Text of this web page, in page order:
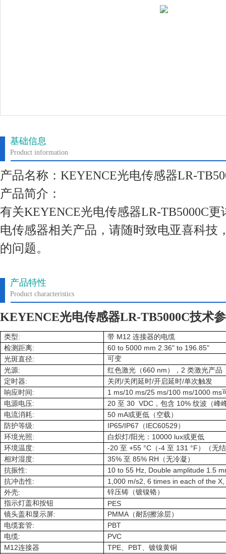
基础信息
Product information
产品名称：KEYENCE光电传感器LR-
产品简介：
有关KEYENCE光电传感器LR-TB5000C
电传感器相关产品，请随时致电亚喜科技
的问题。
产品特性
Product characteristics
KEYENCE光电传感器LR-TB5000C技术
类型: 带 M12 连接器的电缆
检测距离: 60 to 5000 mm 2.36" to 196.85"
光斑直径:
可变
光源: 红色激光（660 nm ）， 2 类激光产品
定时器: 关闭/关闭延时/开启延时/单次触发
响应时间 : 1 ms/10 ms/25 ms/100 ms/1000 ms
电源电压: 20 至 30 VDC ，包含 10% 纹波（峰
电流消耗: 50 mA或更低（空载）
防护等级: IP65/IP67 （ IEC60529 ）
环境光照: 白炽灯/阳光： 10000 lux或更低
环境温度: -20 至 +55 °C （-4 至 131 °F ）（无
相对湿度: 35% 至 85% RH （无冷凝）
抗振性: 10 to 55 Hz, Double amplitude 1.5
抗冲击性: 1,000 m/s2, 6 times in each of the
外壳:
锌压铸（镀镍铬）
指示灯盖和按钮
PES
镜头盖和显示屏: PMMA（耐刮擦涂层）
电缆套管: PBT
电缆:
PVC
M12连接器 TPE、 PBT、镀镍黄铜